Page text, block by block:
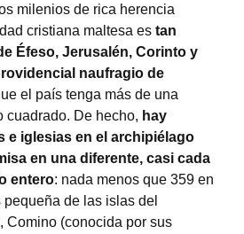
milenios de rica herencia
cristiana maltesa es tan
Éfeso, Jerusalén, Corinto y
naufragio de
el país tenga más de una
cuadrado. De hecho, hay
e iglesias en el archipiélago
en una diferente, casi cada
entero: nada menos que 359 en
de las islas del
Comino (conocida por sus